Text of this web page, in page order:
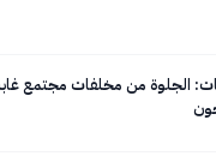
الجلوة من مخلفات مجتمع